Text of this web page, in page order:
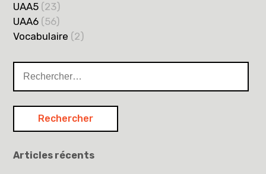
UAA5 (23)
UAA6 (56)
Vocabulaire (2)
Articles récents